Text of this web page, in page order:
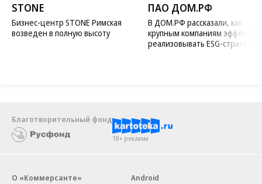
STONE
Бизнес-центр STONE Римская
возведен в полную высоту
ПАО ДОМ.РФ
В ДОМ.РФ рассказали, как
крупным компаниям
реализовывать ESG-стратегию
Благотворительный фонд
18+ реклама
О «Коммерсанте»
Android